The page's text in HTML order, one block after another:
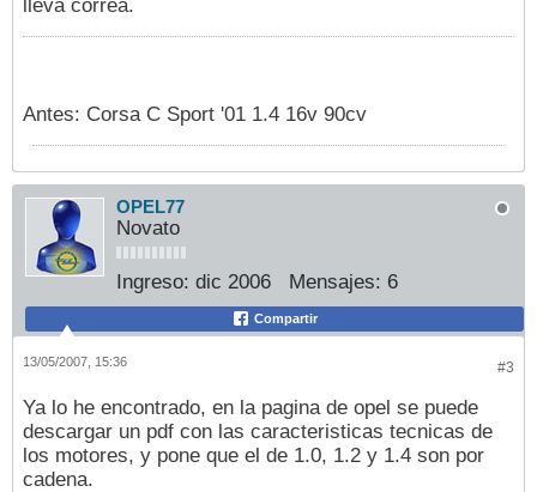
lleva correa.
Antes: Corsa C Sport '01 1.4 16v 90cv
OPEL77
Novato
Ingreso: dic 2006 Mensajes: 6
Compartir
#3
13/05/2007, 15:36
Ya lo he encontrado, en la pagina de opel se puede
descargar un pdf con las caracteristicas tecnicas de
los motores, y pone que el de 1.0, 1.2 y 1.4 son por
cadena.